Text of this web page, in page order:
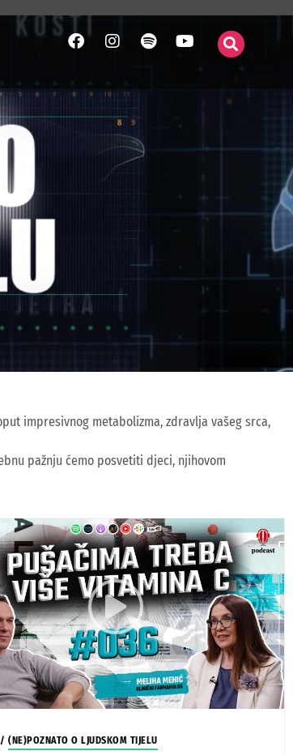
impresivnog metabolizma, zdravlja vašeg srca,
pažnju ćemo posvetiti djeci, njihovom
/ (NE)POZNATO O LJUDSKOM TIJELU